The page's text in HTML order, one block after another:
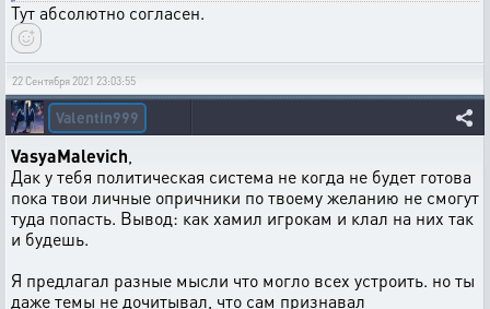
Тут абсолютно согласен.
22 Сентября 2021 23:03:55
Valentin999
VasyaMalevich
Дак у тебя политическая система не когда не будет готова
пока твои личные опричники по твоему желанию не смогут
туда попасть. Вывод: как хамил игрокам и клал на них так
и будешь.
Я предлагал разные мысли что могло всех устроить. но ты
даже темы не дочитывал, что сам признавал